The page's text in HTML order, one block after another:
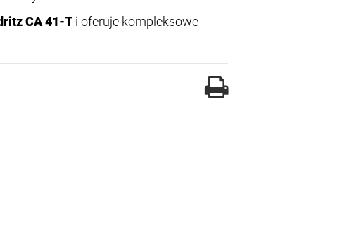
CA 41-T i oferuje kompleksowe